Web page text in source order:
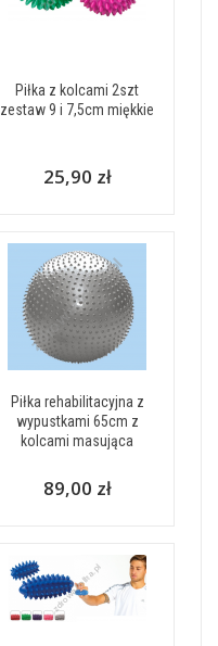
Piłka z kolcami 2szt
zestaw 9 i 7,5cm miękkie
25,90 zł
Piłka rehabilitacyjna z
wypustkami 65cm z
kolcami masująca
89,00 zł